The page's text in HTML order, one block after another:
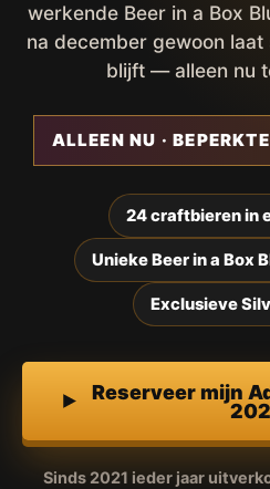
werkende Beer in a Box
na december gewoon
blijft — alleen nu
ALLEEN NU ·
24 craftbieren in
Unieke Beer in a Box
Exclusieve
Reserveer mijn
Sinds 2021 ieder jaar